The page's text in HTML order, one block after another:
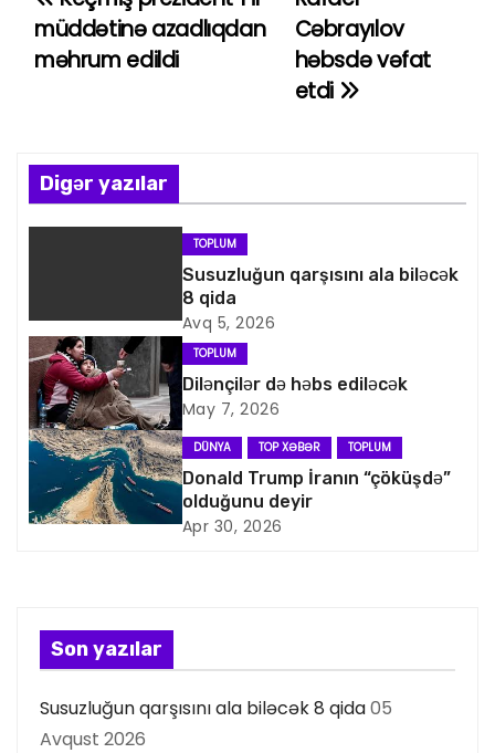
a
n
a
i
q
a
s
i
s
ı
Cəbrayılov
həbsdə vəfat
etdi
müddətinə azadlıqdan
məhrum edildi
Digər yazılar
TOPLUM
Susuzluğun qarşısını ala biləcək
8 qida
Avq 5, 2026
TOPLUM
Dilənçilər də həbs ediləcək
May 7, 2026
DÜNYA TOP XƏBƏR TOPLUM
Donald Trump İranın “çöküşdə”
olduğunu deyir
Apr 30, 2026
Son yazılar
Susuzluğun qarşısını ala biləcək 8 qida05
Avqust 2026